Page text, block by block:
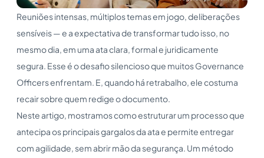
Reuniões intensas, múltiplos temas em jogo, deliberações
sensíveis — e a expectativa de transformar tudo isso, no
mesmo dia, em uma ata clara, formal e juridicamente
segura. Esse é o desafio silencioso que muitos Governance
Officers enfrentam. E, quando há retrabalho, ele costuma
recair sobre quem redige o documento.
Neste artigo, mostramos como estruturar um processo que
antecipa os principais gargalos da ata e permite entregar
com agilidade, sem abrir mão da segurança. Um método